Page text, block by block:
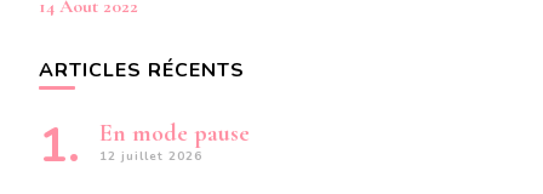
14 Aout 2022
ARTICLES RÉCENTS
En mode pause
12 juillet 2026